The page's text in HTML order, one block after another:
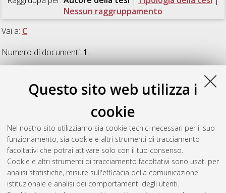
Questo sito web utilizza i
cookie
Nel nostro sito utilizziamo sia cookie tecnici necessari per il suo
funzionamento, sia cookie e altri strumenti di tracciamento
facoltativi che potrai attivare solo con il tuo consenso.
Cookie e altri strumenti di tracciamento facoltativi sono usati per
analisi statistiche, misure sull'efficacia della comunicazione
istituzionale e analisi dei comportamenti degli utenti.
Nessun raggruppamento
Vai a: C
Numero di documenti: 1.
(2024)Analisi di interventi di
modellazione in regime stazionario e dinamico.[Laurea
magistrale], Università di Bologna, Corso di Studio in
Ingegneria civile [LM-DM270], Documento full-text non
disponibile